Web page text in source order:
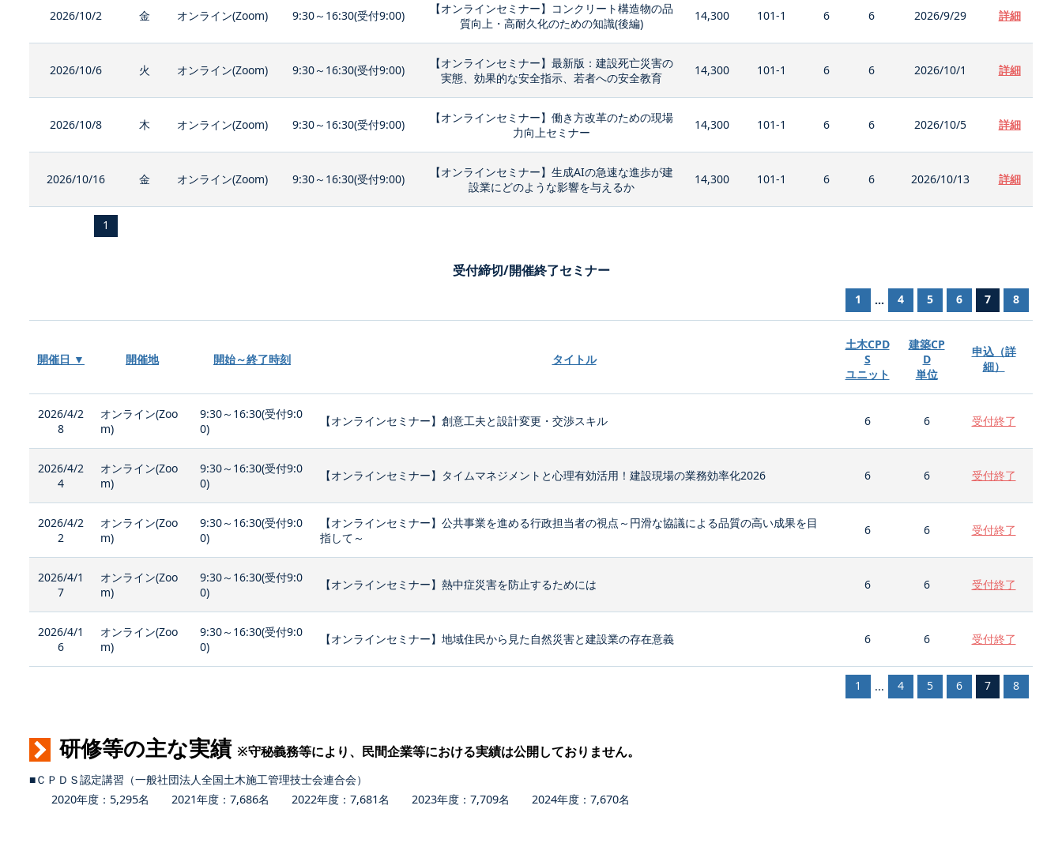
2026/10/2 金 オンライン(Zoom) 9:30～16:30(受付9:00)
【オンラインセミナー】コンクリート構造物の品
質向上・高耐久化のための知識(後編)
14,300 101-1 6 6 2026/9/29 詳細
2026/10/6 火 オンライン(Zoom) 9:30～16:30(受付9:00)
【オンラインセミナー】最新版：建設死亡災害の
実態、効果的な安全指示、若者への安全教育
14,300 101-1 6 6 2026/10/1 詳細
2026/10/8 木 オンライン(Zoom) 9:30～16:30(受付9:00)
【オンラインセミナー】働き方改革のための現場
力向上セミナー
14,300 101-1 6 6 2026/10/5 詳細
2026/10/16 金 オンライン(Zoom) 9:30～16:30(受付9:00)
【オンラインセミナー】生成AIの急速な進歩が建
設業にどのような影響を与えるか
14,300 101-1 6 6 2026/10/13 詳細
1
受付締切/開催終了セミナー
1 ... 4 5 6 7 8
開催日 ▼ 開催地 開始～終了時刻 タイトル
土木CPD
S
ユニット
建築CP
D
単位
申込（詳
細）
2026/4/2
8
オンライン(Zoo
m)
9:30～16:30(受付9:0
0)
【オンラインセミナー】創意工夫と設計変更・交渉スキル 6 6 受付終了
2026/4/2
4
オンライン(Zoo
m)
9:30～16:30(受付9:0
0)
【オンラインセミナー】タイムマネジメントと心理有効活用！建設現場の業務効率化2026 6 6 受付終了
2026/4/2
2
オンライン(Zoo
m)
9:30～16:30(受付9:0
0)
【オンラインセミナー】公共事業を進める行政担当者の視点～円滑な協議による品質の高い成果を目
指して～
6 6 受付終了
2026/4/1
7
オンライン(Zoo
m)
9:30～16:30(受付9:0
0)
【オンラインセミナー】熱中症災害を防止するためには 6 6 受付終了
2026/4/1
6
オンライン(Zoo
m)
9:30～16:30(受付9:0
0)
【オンラインセミナー】地域住民から見た自然災害と建設業の存在意義 6 6 受付終了
1 ... 4 5 6 7 8
研修等の主な実績 ※守秘義務等により、民間企業等における実績は公開しておりません。
■ＣＰＤＳ認定講習（一般社団法人全国土木施工管理技士会連合会）
2020年度：5,295名 2021年度：7,686名 2022年度：7,681名 2023年度：7,709名 2024年度：7,670名